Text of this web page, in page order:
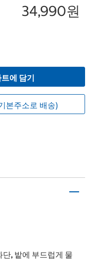
34,990원
에 담기
본주소로 배송)
, 밭에 부드럽게 물